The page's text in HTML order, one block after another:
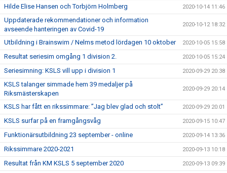
Hilde Elise Hansen och Torbjörn Holmberg 2020-10-14 11:46
Uppdaterade rekommendationer och information
avseende hanteringen av Covid-19
2020-10-12 18:32
Utbildning i Brainswim / Nelms metod lördagen 10 oktober 2020-10-05 15:58
Resultat seriesim omgång 1 division 2. 2020-10-05 15:24
Seriesimning: KSLS vill upp i division 1 2020-09-29 20:38
KSLS talanger simmade hem 39 medaljer på
Riksmästerskapen
2020-09-29 20:14
KSLS har fått en rikssimmare: ”Jag blev glad och stolt” 2020-09-29 20:01
KSLS surfar på en framgångsvåg 2020-09-15 10:47
Funktionärsutbildning 23 september - online 2020-09-14 13:36
Rikssimmare 2020-2021 2020-09-13 10:18
Resultat från KM KSLS 5 september 2020 2020-09-13 09:39